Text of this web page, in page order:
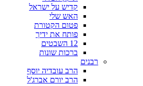
קדיש על ישראל
האש שלי
פטום הקטורת
פותח את ידיך
12 השבטים
ברכות שונות
רבנים
הרב עובדיה יוסף
הרב יורם אברג'ל